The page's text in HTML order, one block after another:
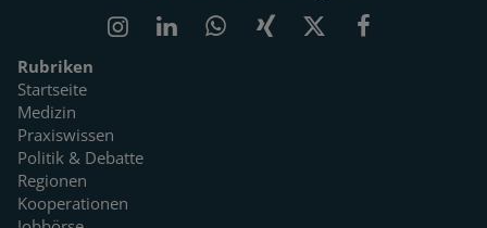
Rubriken
Startseite
Medizin
Praxiswissen
Politik & Debatte
Regionen
Kooperationen